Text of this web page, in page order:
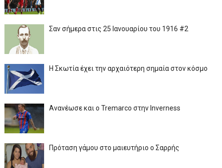
Σαν σήμερα στις 25 Ιανουαρίου του 1916 #2
Η Σκωτία έχει την αρχαιότερη σημαία στον κόσμο
Ανανέωσε και ο Tremarco στην Inverness
Πρόταση γάμου στο μαιευτήριο ο Σαρρής